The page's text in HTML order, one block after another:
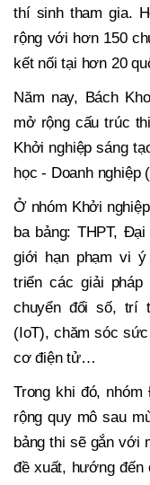
thí sinh tham gia.
rộng với hơn 150
kết nối tại hơn 20
Năm nay, Bách
mở rộng cấu trúc
Khởi nghiệp sáng
học - Doanh nghiệp
Ở nhóm Khởi
ba bảng: THPT,
giới hạn phạm vi
triển các giải
chuyển đổi số, trí
(IoT), chăm sóc
cơ điện tử…
Trong khi đó,
rộng quy mô sau
bảng thi sẽ gắn với
đề xuất, hướng đến